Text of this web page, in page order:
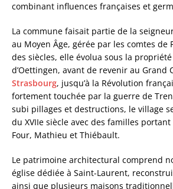
combinant influences françaises et
La commune faisait partie de la
au Moyen Âge, gérée par les comtes de
des siècles, elle évolua sous la
d’Oettingen, avant de revenir au Grand
Strasbourg, jusqu’à la Révolution
fortement touchée par la guerre de
subi pillages et destructions, le village
du XVIIe siècle avec des familles
Four, Mathieu et Thiébault.
Le patrimoine architectural comprend
église dédiée à Saint-Laurent,
ainsi que plusieurs maisons